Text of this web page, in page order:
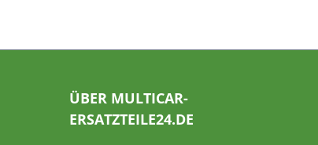
ÜBER MULTICAR-
ERSATZTEILE24.DE